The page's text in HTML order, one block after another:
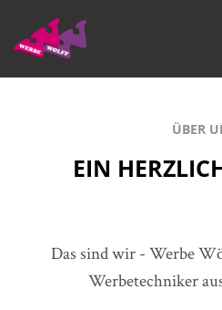
ÜBER
EIN
Das sind wir - Werbe
Werbetechniker